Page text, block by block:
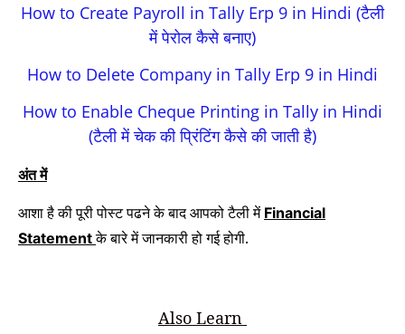
How to Create Payroll in Tally Erp 9 in Hindi (टैली
में पेरोल कैसे बनाए)
How to Delete Company in Tally Erp 9 in Hindi
How to Enable Cheque Printing in Tally in Hindi
(टैली में चेक की प्रिंटिंग कैसे की जाती है)
अंत में
आशा है की पूरी पोस्ट पढने के बाद आपको टैली में Financial
Statementके बारे में जानकारी हो गई होगी.
Also Learn